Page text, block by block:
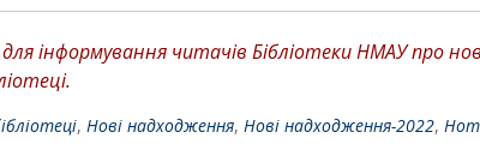
інформування читачів Бібліотеки НМАУ про
, Нові надходження, Нові надходження-2022,